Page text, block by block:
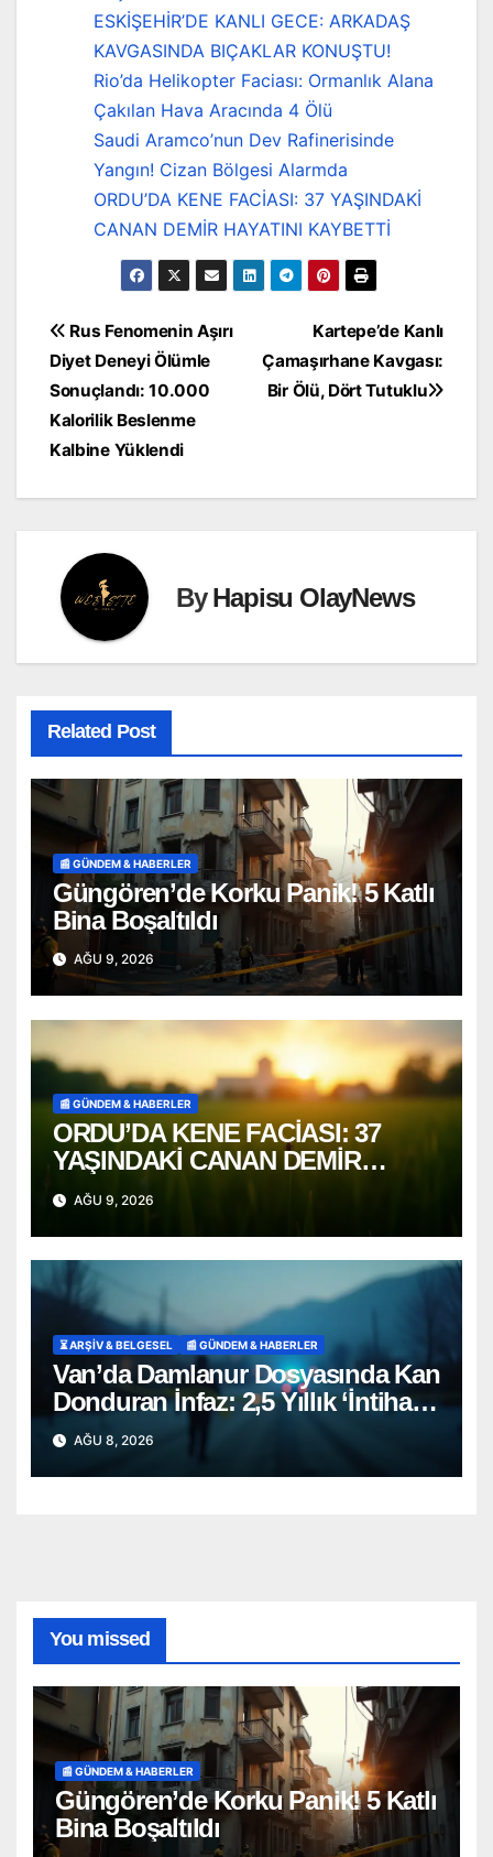
ESKİŞEHİR’DE KANLI GECE: ARKADAŞ
KAVGASINDA BIÇAKLAR KONUŞTU!
Rio’da Helikopter Faciası: Ormanlık Alana
Çakılan Hava Aracında 4 Ölü
Saudi Aramco’nun Dev Rafinerisinde
Yangın! Cizan Bölgesi Alarmda
ORDU’DA KENE FACİASI: 37 YAŞINDAKİ
CANAN DEMİR HAYATINI KAYBETTİ
Yazı
gezinmesi
Kartepe’de Kanlı
Çamaşırhane Kavgası:
Bir Ölü, Dört Tutuklu
Rus Fenomenin Aşırı
Diyet Deneyi Ölümle
Sonuçlandı: 10.000
Kalorilik Beslenme
Kalbine Yüklendi
ByHapisu OlayNews
Related Post
📰 GÜNDEM & HABERLER
Güngören’de Korku Panik! 5 Katlı
Bina Boşaltıldı
AĞU 9, 2026
📰 GÜNDEM & HABERLER
ORDU’DA KENE FACİASI: 37
YAŞINDAKİ CANAN DEMİR
HAYATINI KAYBETTİ
AĞU 9, 2026
⏳ ARŞİV & BELGESEL 📰 GÜNDEM & HABERLER
Van’da Damlanur Dosyasında Kan
Donduran İnfaz: 2,5 Yıllık ‘İntihar’
Senaryosu Çöktü!
AĞU 8, 2026
You missed
📰 GÜNDEM & HABERLER
Güngören’de Korku Panik! 5 Katlı
Bina Boşaltıldı